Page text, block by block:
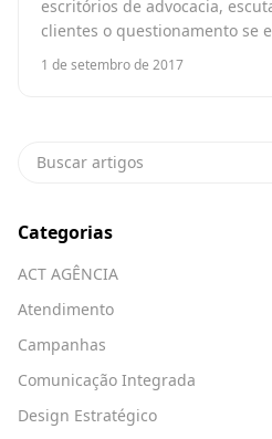
escritórios de advocacia,
clientes o questionamento se
1 de setembro de 2017
Categorias
ACT AGÊNCIA
Atendimento
Campanhas
Comunicação Integrada
Design Estratégico